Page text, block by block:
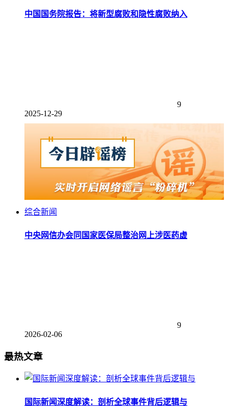
中国国务院报告：将新型腐败和隐性腐败纳入
9
2025-12-29
综合新闻
中央网信办会同国家医保局整治网上涉医药虚
9
2026-02-06
最热文章
国际新闻深度解读：剖析全球事件背后逻辑与